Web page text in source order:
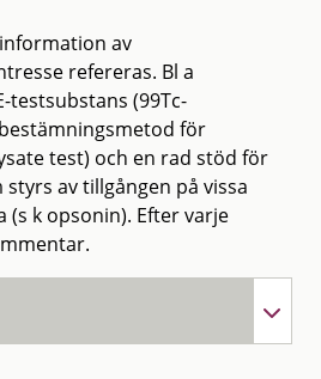
av
refereras. Bl a
testsubstans (99Tc-
för
test) och en rad stöd för
av tillgången på vissa
k opsonin). Efter varje